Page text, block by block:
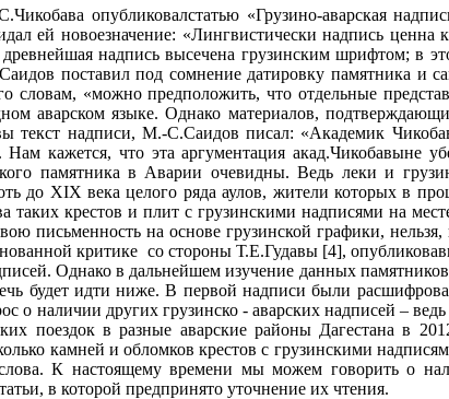
опубликовалстатью «Грузино-аварская
ей новоезначение: «Лингвистически надпись
надпись высечена грузинским шрифтом; в
поставил под сомнение датировку памятника и
словам, «можно предположить, что отдельные
аварском языке. Однако материалов,
текст надписи, М.-С.Саидов писал: «Академик
Нам кажется, что эта аргументация акад.Чикобавыне
памятника в Аварии очевидны. Ведь леки и
до XIX века целого ряда аулов, жители которых в
таких крестов и плит с грузинскими надписями на
письменность на основе грузинской графики,
критике со стороны Т.Е.Гудавы [4],
Однако в дальнейшем изучение данных
будет идти ниже. В первой надписи были
о наличии других грузинско - аварских надписей –
поездок в разные аварские районы Дагестана в
камней и обломков крестов с грузинскими
К настоящему времени мы можем говорить о
в которой предпринято уточнение их чтения.